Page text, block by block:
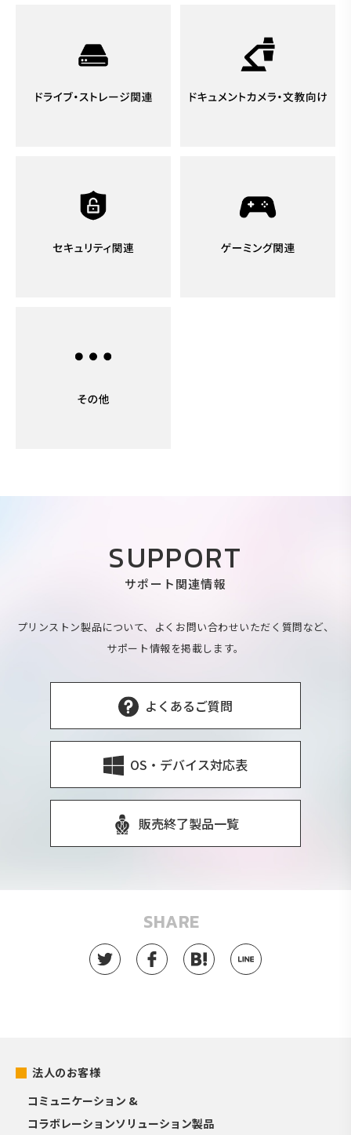
SUPPORT
サポート関連情報
プリンストン製品について、よくお問い合わせいただく質問など、
サポート情報を掲載します。
よくあるご質問
OS・デバイス対応表
販売終了製品一覧
SHARE
法人のお客様
コミュニケーション &
コラボレーションソリューション製品